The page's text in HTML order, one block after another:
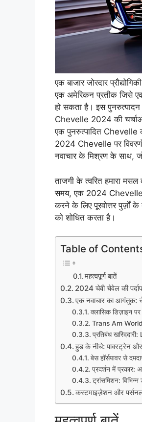
एक बाजार जोरदार
एक अमेरिकन प्रतीक जिसे
हो सकता है। इस
Chevelle 2024 की
एक पुनरुत्पादित Chevelle
2024 Chevelle पर
नवाचार के मिश्रण के साथ,
ताजगी के त्वरित हमारा
समय, एक 2024 Chevelle के
करने के लिए पूरवोत्तर पुर्ज़ों
को शोधित करता है।
Table of
महत्वपूर्ण बातें
2024 चेवी चेवेल की
एक नवाचार का आगंतुक:
क्लासिक डिज़ाइन
Trans Am
प्रतिबंध
हुड के नीचे: पावरट्रेन और
बेस हॉर्सपावर से
प्रदर्शन में प्रकार:
ट्रांसमिशन: विभिन्न
कस्टमाइज़ेशन और